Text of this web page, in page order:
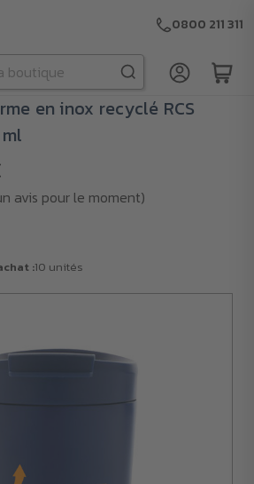
0800 211 311
en inox recyclé RCS
avis pour le moment)
:10 unités